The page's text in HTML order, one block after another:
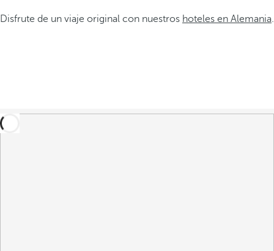
Disfrute de un viaje original con nuestros hoteles en Alemania.